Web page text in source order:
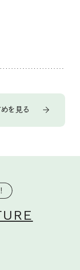
を見る